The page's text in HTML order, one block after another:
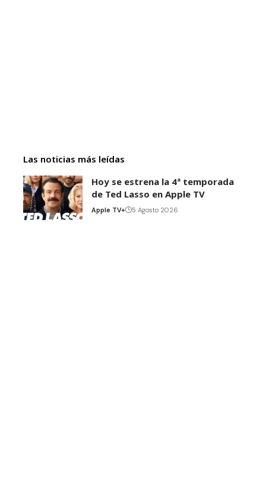
Las noticias más leídas
Hoy se estrena la 4ª temporada
de Ted Lasso en Apple TV
Apple TV+ 5 Agosto 2026